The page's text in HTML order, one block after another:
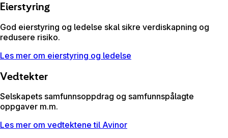
Eierstyring
God eierstyring og ledelse skal sikre verdiskapning og
redusere risiko.
Les mer om eierstyring og ledelse
Vedtekter
Selskapets samfunnsoppdrag og samfunnspålagte
oppgaver m.m.
Les mer om vedtektene til Avinor